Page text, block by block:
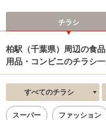
チラシ
柏駅（千葉県）周辺の食
用品・コンビニのチラシ
すべてのチラシ
スーパー ファッション